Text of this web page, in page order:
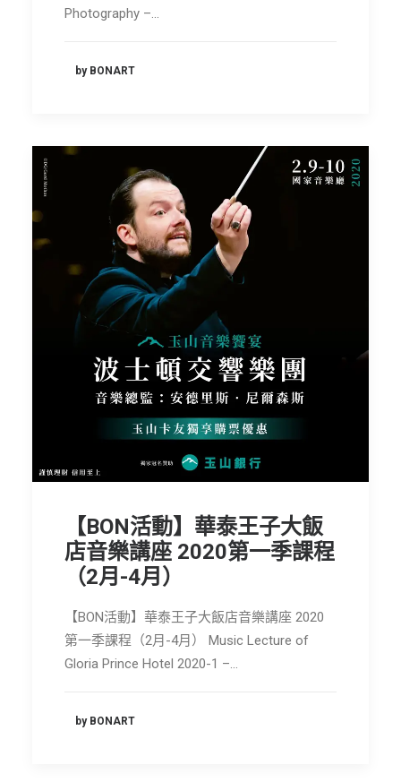
Photography –…
by BONART
【BON活動】華泰王子大飯
店音樂講座 2020第一季課程
（2月-4月）
【BON活動】華泰王子大飯店音樂講座 2020
第一季課程（2月-4月） Music Lecture of
Gloria Prince Hotel 2020-1 –…
by BONART